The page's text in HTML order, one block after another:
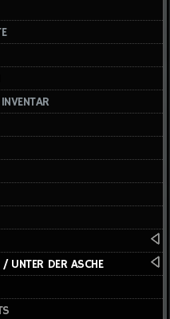
UNTER DER ASCHE